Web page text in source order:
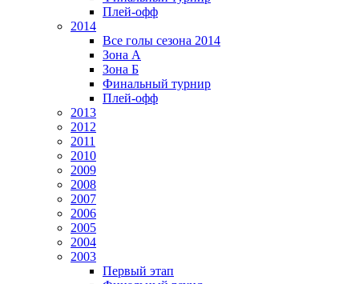
Плей-офф
2014
Все голы сезона 2014
Зона А
Зона Б
Финальный турнир
Плей-офф
2013
2012
2011
2010
2009
2008
2007
2006
2005
2004
2003
Первый этап